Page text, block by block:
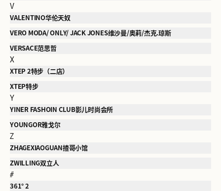
V
VALENTINO华伦天奴
VERO MODA/ ONLY/ JACK JONES维沙曼/奥莉/杰克.琼斯
VERSACE范思哲
X
XTEP 2特步（二店）
XTEP特步
Y
YINER FASHOIN CLUB影儿时尚会所
YOUNGOR雅戈尔
Z
ZHAGEXIAOGUAN揸哥小馆
ZWILLING双立人
#
361° 2